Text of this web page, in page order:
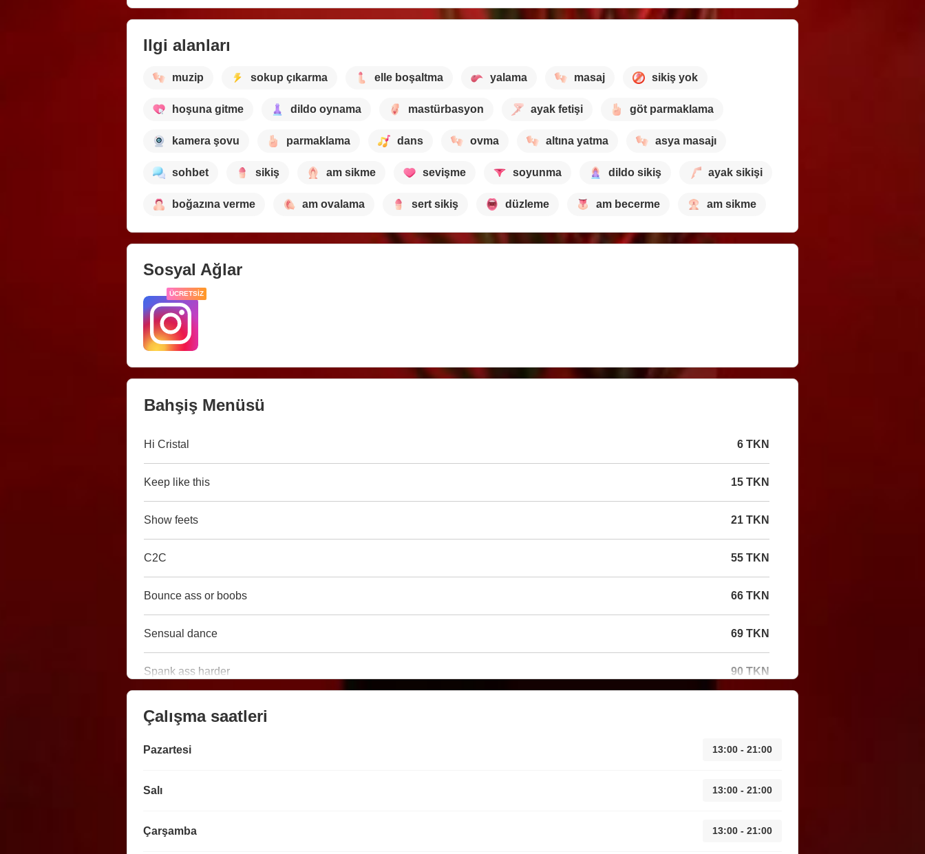
Ilgi alanları
muzip sokup çıkarma elle boşaltma yalama masaj sikiş yok
hoşuna gitme dildo oynama mastürbasyon ayak fetişi göt parmaklama
kamera şovu parmaklama dans ovma altına yatma asya masajı
sohbet sikiş am sikme sevişme soyunma dildo sikiş ayak sikişi
boğazına verme am ovalama sert sikiş düzleme am becerme am sikme
Sosyal Ağlar
ÜCRETSIZ
Bahşiş Menüsü
Hi Cristal 6 TKN
Keep like this 15 TKN
Show feets 21 TKN
C2C 55 TKN
Bounce ass or boobs 66 TKN
Sensual dance 69 TKN
Spank ass harder 90 TKN
Çalışma saatleri
Pazartesi 13:00 - 21:00
Salı 13:00 - 21:00
Çarşamba 13:00 - 21:00